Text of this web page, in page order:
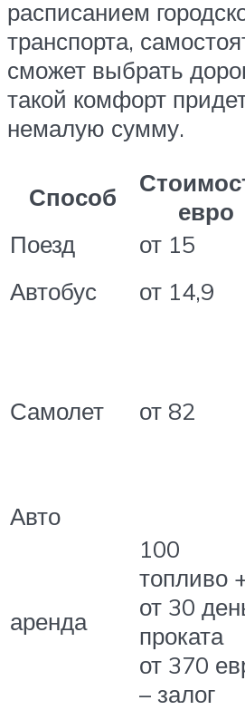
расписанием
транспорта,
сможет выбрать
такой комфорт
немалую сумму.
Способ
евро
Поезд
от 15
Автобус
от 14,9
Самолет от 82
Авто
аренда
100
топливо
от 30
проката
от 370
– залог